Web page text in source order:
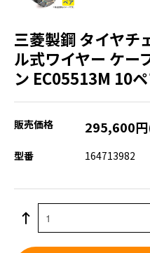
三菱製鋼 タイヤチ
ル式ワイヤー ケー
ン EC05513M 10
販売価格 295,600
型番 164713982